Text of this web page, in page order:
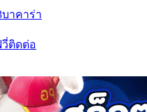
บาคาร่า
ติดต่อ